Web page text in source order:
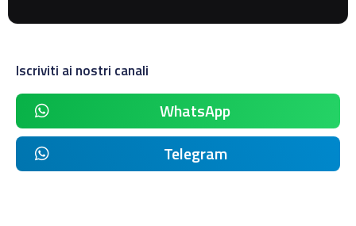
Iscriviti ai nostri canali
WhatsApp
Telegram